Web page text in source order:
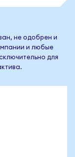
не одобрен и
и любые
для